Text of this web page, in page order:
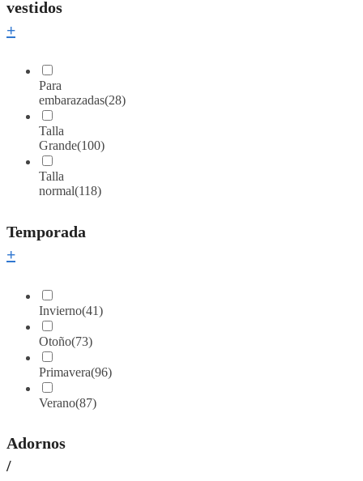
vestidos
+
Para
embarazadas(28)
Talla
Grande(100)
Talla
normal(118)
Temporada
+
Invierno(41)
Otoño(73)
Primavera(96)
Verano(87)
Adornos
/